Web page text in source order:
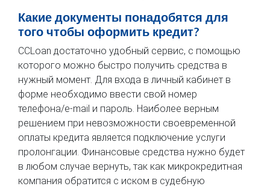
Какие документы понадобятся для
того чтобы оформить кредит?
CCLoan достаточно удобный сервис, с помощью
которого можно быстро получить средства в
нужный момент. Для входа в личный кабинет в
форме необходимо ввести свой номер
телефона/e-mail и пароль. Наиболее верным
решением при невозможности своевременной
оплаты кредита является подключение услуги
пролонгации. Финансовые средства нужно будет
в любом случае вернуть, так как микрокредитная
компания обратится с иском в судебную